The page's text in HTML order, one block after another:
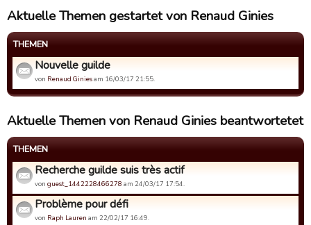
Aktuelle Themen gestartet von Renaud Ginies
THEMEN
Nouvelle guilde
von Renaud Giniesam 16/03/17 21:55.
Aktuelle Themen von Renaud Ginies beantwortetet
THEMEN
Recherche guilde suis très actif
von guest_1442228466278 am 24/03/17 17:54.
Problème pour défi
von Raph Lauren am 22/02/17 16:49.